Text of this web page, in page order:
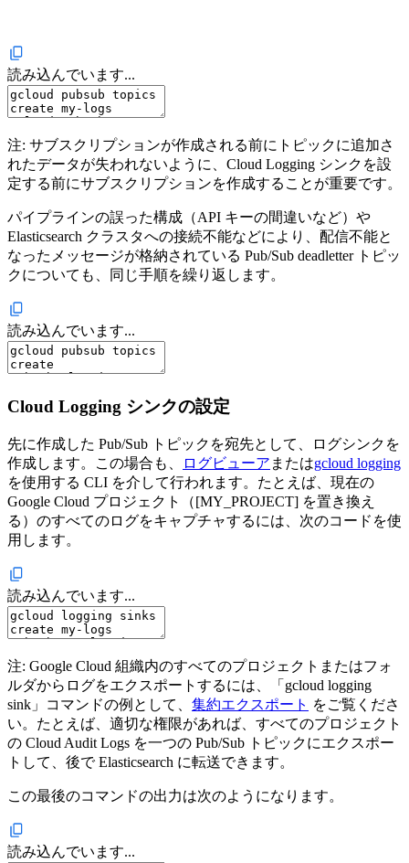
読み込んでいます...
注: サブスクリプションが作成される前にトピックに追加さ
れたデータが失われないように、Cloud Logging シンクを設
定する前にサブスクリプションを作成することが重要です。
パイプラインの誤った構成（API キーの間違いなど）や
Elasticsearch クラスタへの接続不能などにより、配信不能と
なったメッセージが格納されている Pub/Sub deadletter トピッ
クについても、同じ手順を繰り返します。
読み込んでいます...
Cloud Logging シンクの設定
先に作成した Pub/Sub トピックを宛先として、ログシンクを
作成します。この場合も、
ログビューア またはgcloud logging
を使用する CLI を介して行われます。たとえば、現在の
Google Cloud プロジェクト（[MY_PROJECT] を置き換え
る）のすべてのログをキャプチャするには、次のコードを使
用します。
読み込んでいます...
注: Google Cloud 組織内のすべてのプロジェクトまたはフォ
ルダからログをエクスポートするには、「gcloud logging
sink」コマンドの例として、 集約エクスポート をご覧くださ
い。たとえば、適切な権限があれば、すべてのプロジェクト
の Cloud Audit Logs を一つの Pub/Sub トピックにエクスポー
トして、後で Elasticsearch に転送できます。
この最後のコマンドの出力は次のようになります。
読み込んでいます...